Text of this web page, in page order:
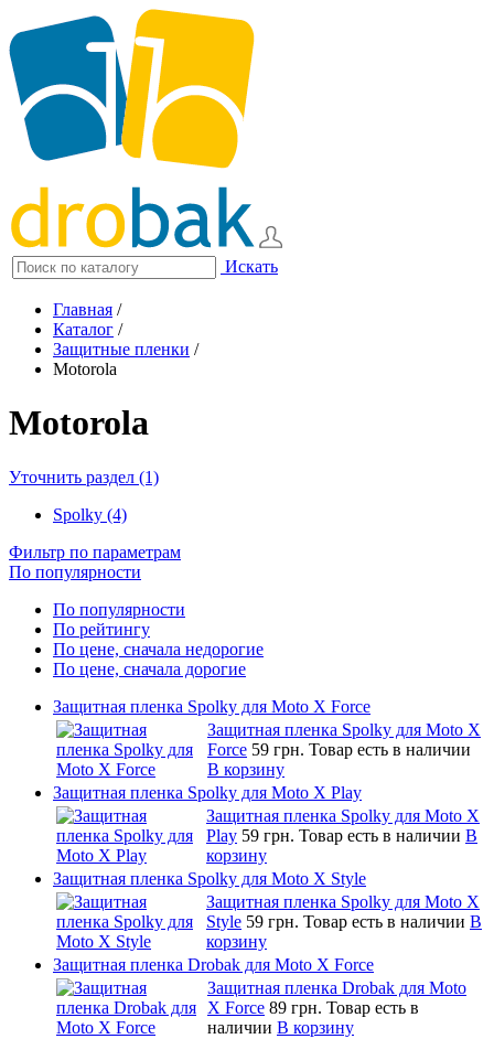
Искать
Главная /
Каталог /
Защитные пленки /
Motorola
Motorola
Уточнить раздел (1)
Spolky (4)
Фильтр по параметрам
По популярности
По популярности
По рейтингу
По цене, сначала недорогие
По цене, сначала дорогие
Защитная пленка Spolky для Moto X Force
Защитная пленка Spolky для Moto X
Force 59 грн. Товар есть в наличии
В корзину
Защитная пленка Spolky для Moto X Play
Защитная пленка Spolky для Moto X
Play 59 грн. Товар есть в наличии В
корзину
Защитная пленка Spolky для Moto X Style
Защитная пленка Spolky для Moto X
Style 59 грн. Товар есть в наличии В
корзину
Защитная пленка Drobak для Moto X Force
Защитная пленка Drobak для Moto
X Force 89 грн. Товар есть в
наличии В корзину